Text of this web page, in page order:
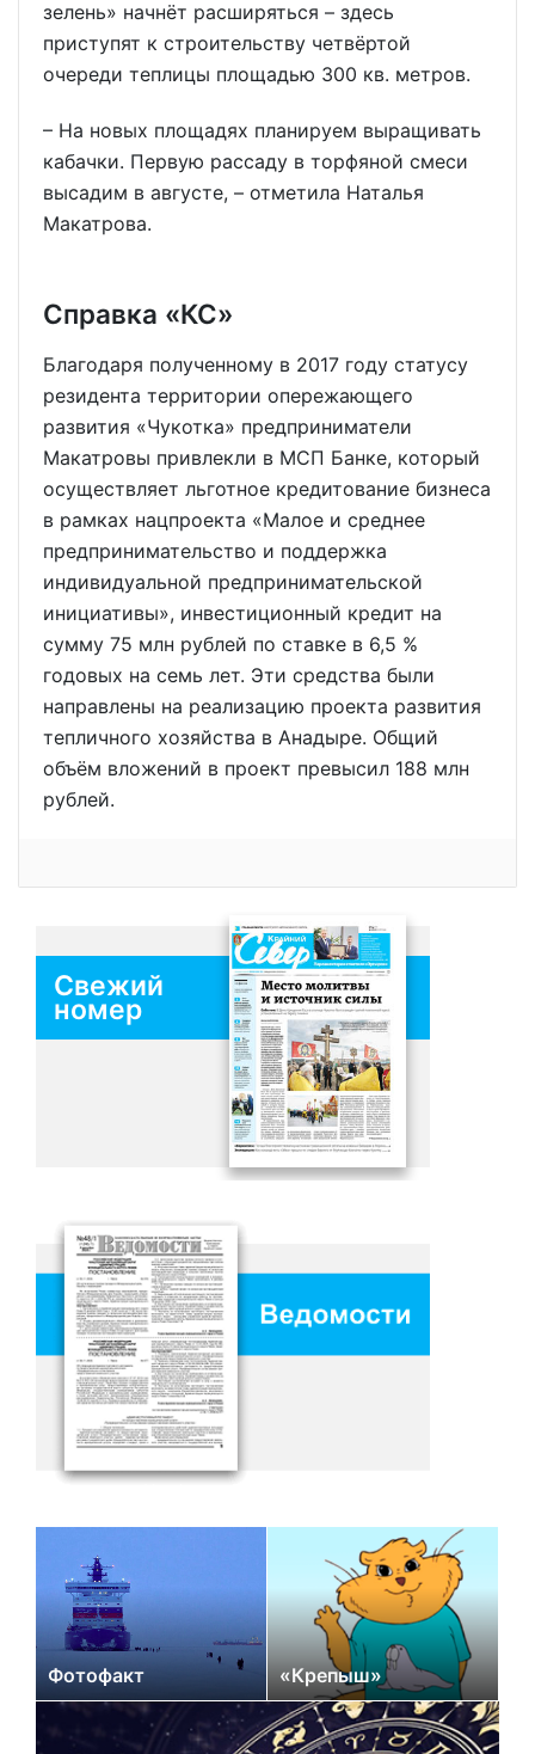
зелень» начнёт расширяться – здесь
приступят к строительству четвёртой
очереди теплицы площадью 300 кв. метров.
– На новых площадях планируем выращивать
кабачки. Первую рассаду в торфяной смеси
высадим в августе, – отметила Наталья
Макатрова.
Справка «КС»
Благодаря полученному в 2017 году статусу
резидента территории опережающего
развития «Чукотка» предприниматели
Макатровы привлекли в МСП Банке, который
осуществляет льготное кредитование бизнеса
в рамках нацпроекта «Малое и среднее
предпринимательство и поддержка
индивидуальной предпринимательской
инициативы», инвестиционный кредит на
сумму 75 млн рублей по ставке в 6,5 %
годовых на семь лет. Эти средства были
направлены на реализацию проекта развития
тепличного хозяйства в Анадыре. Общий
объём вложений в проект превысил 188 млн
рублей.
Свежий
номер
Фотофакт «Крепыш»